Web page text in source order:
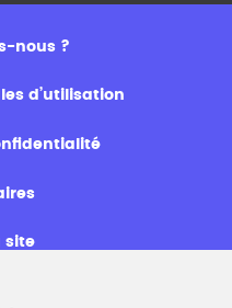
nous ?
d’utilisation
site